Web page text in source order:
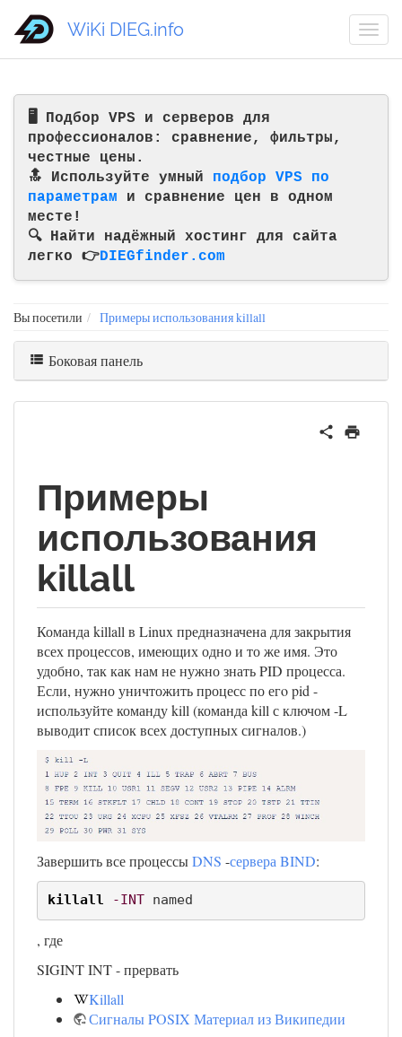
🖥️ Подбор VPS и серверов для
профессионалов: сравнение, фильтры,
честные цены.
🔝 Используйте умный подбор VPS по
параметрам и сравнение цен в одном
месте!
🔍 Найти надёжный хостинг для сайта
легко 👉DIEGfinder.com
WiKi DIEG.info
Вы посетили Примеры использования killall
Боковая панель
Примеры
использования
killall
Команда killall в Linux предназначена для закрытия
всех процессов, имеющих одно и то же имя. Это
удобно, так как нам не нужно знать PID процесса.
Если, нужно уничтожить процесс по егo pid -
используйте команду kill (команда kill с ключом -L
выводит список всех доступных сигналов.)
Завершить все процессыDNS -сервера BIND:
killall -INT named
, где
SIGINT INT - прервать
Killall
Сигналы POSIX Материал из Википедии